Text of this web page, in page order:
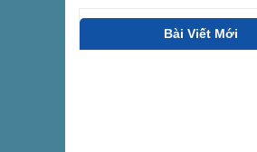
Bài Viết Mới